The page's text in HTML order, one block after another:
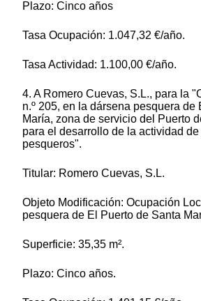
Plazo: Cinco años
Tasa Ocupación: 1.047,32 €/año.
Tasa Actividad: 1.100,00 €/año.
4. A Romero Cuevas, S.L., para la
n.º 205, en la dársena pesquera de
María, zona de servicio del Puerto
para el desarrollo de la actividad
pesqueros".
Titular: Romero Cuevas, S.L.
Objeto Modificación: Ocupación
pesquera de El Puerto de Santa
Superficie: 35,35 m².
Plazo: Cinco años.